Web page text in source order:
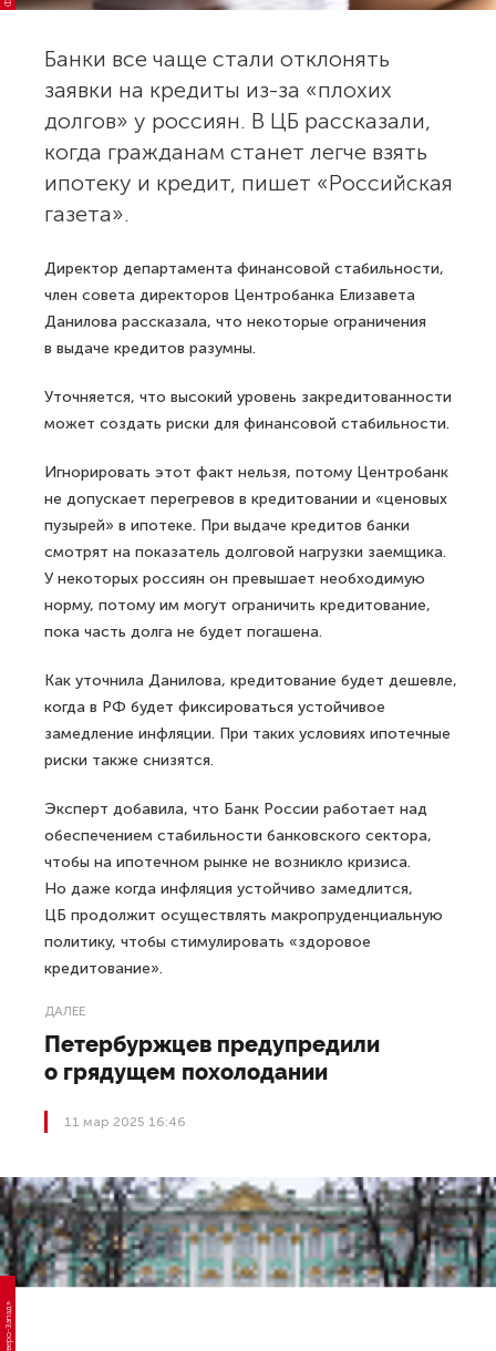
Банки все чаще стали отклонять
заявки на кредиты из-за «плохих
долгов» у россиян. В ЦБ рассказали,
когда гражданам станет легче взять
ипотеку и кредит, пишет «Российская
газета».
Директор департамента финансовой стабильности,
член совета директоров Центробанка Елизавета
Данилова рассказала, что некоторые ограничения
в выдаче кредитов разумны.
Уточняется, что высокий уровень закредитованности
может создать риски для финансовой стабильности.
Игнорировать этот факт нельзя, потому Центробанк
не допускает перегревов в кредитовании и «ценовых
пузырей» в ипотеке. При выдаче кредитов банки
смотрят на показатель долговой нагрузки заемщика.
У некоторых россиян он превышает необходимую
норму, потому им могут ограничить кредитование,
пока часть долга не будет погашена.
Как уточнила Данилова, кредитование будет дешевле,
когда в РФ будет фиксироваться устойчивое
замедление инфляции. При таких условиях ипотечные
риски также снизятся.
Эксперт добавила, что Банк России работает над
обеспечением стабильности банковского сектора,
чтобы на ипотечном рынке не возникло кризиса.
Но даже когда инфляция устойчиво замедлится,
ЦБ продолжит осуществлять макропруденциальную
политику, чтобы стимулировать «здоровое
кредитование».
ДАЛЕЕ
Петербуржцев предупредили
о грядущем похолодании
11 мар 2025 16:46